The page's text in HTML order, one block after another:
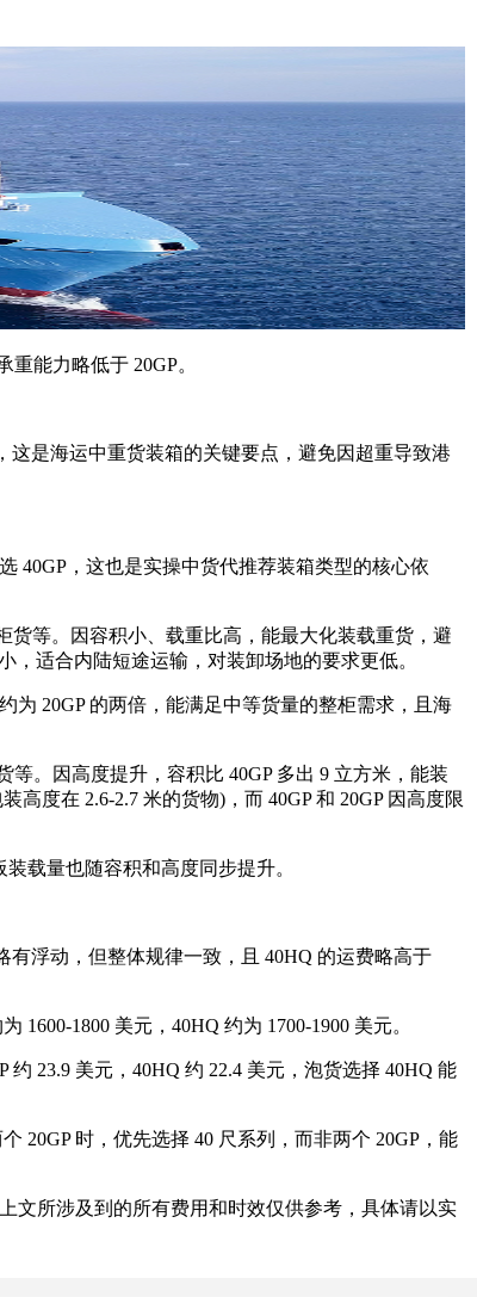
能力略低于 20GP。
是海运中重货装箱的关键要点，避免因超重导致港
，这也是实操中货代推荐装箱类型的核心依
等。因容积小、载重比高，能最大化装载重货，避
，适合内陆短途运输，对装卸场地的要求更低。
20GP 的两倍，能满足中等货量的整柜需求，且海
。因高度提升，容积比 40GP 多出 9 立方米，能装
度在 2.6-2.7 米的货物)，而 40GP 和 20GP 因高度限
载量也随容积和高度同步提升。
浮动，但整体规律一致，且 40HQ 的运费略高于
1800 美元，40HQ 约为 1700-1900 美元。
23.9 美元，40HQ 约 22.4 美元，泡货选择 40HQ 能
20GP 时，优先选择 40 尺系列，而非两个 20GP，能
所涉及到的所有费用和时效仅供参考，具体请以实